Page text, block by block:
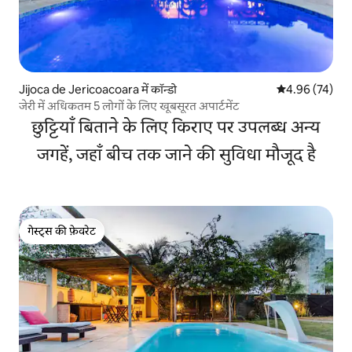
Jijoca de Jericoacoara में कॉन्डो औसत रेटिंग 5 में
4.96 (74)
जेरी में अधिकतम 5 लोगों के लिए खूबसूरत अपार्टमेंट
छुट्टियाँ बिताने के लिए किराए पर उपलब्ध अन्य
जगहें, जहाँ बीच तक जाने की सुविधा मौजूद है
गेस्ट्स की फ़ेवरेट
गेस्ट्स की फ़ेवरेट